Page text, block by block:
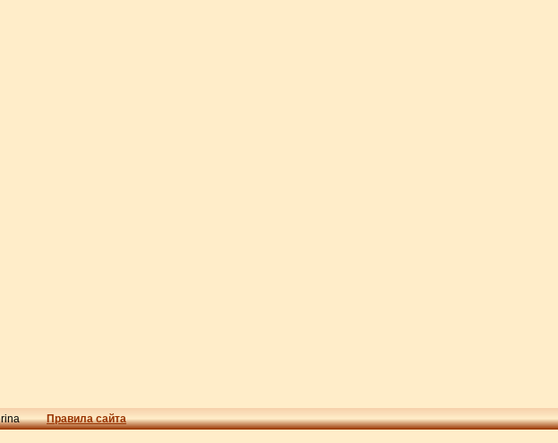
Правила сайта